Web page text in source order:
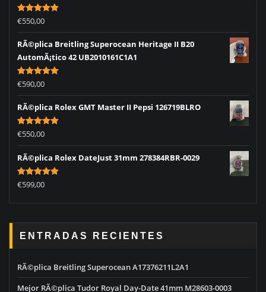
Rated5.00
out of 5
€550,00
RÃ©plica Breitling Superocean Heritage II B20
AutomÃ¡tico 42 UB2010161C1A1
Rated5.00
out of 5
€590,00
RÃ©plica Rolex GMT Master II Pepsi 126719BLRO
Rated5.00
out of 5
€550,00
RÃ©plica Rolex DateJust 31mm 278384RBR-0029
Rated5.00
out of 5
€599,00
ENTRADAS RECIENTES
RÃ©plica Breitling Superocean A17376211L2A1
Mejor RÃ©plica Tudor Royal Day-Date 41mm M28603-0003